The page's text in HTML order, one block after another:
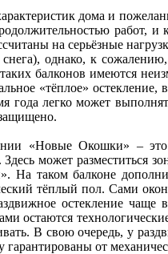
дома и
работ, и
на серьёзные
однако, к
балконов имеются
«тёплое»
года легко может
«Новые Окошки» –
может разместиться
На таком балконе
тёплый пол. Сами
остекление чаще
остаются
В свою очередь, у
гарантированы от